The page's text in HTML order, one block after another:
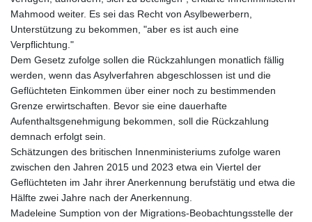
Mahmood weiter. Es sei das Recht von Asylbewerbern,
Unterstützung zu bekommen, "aber es ist auch eine
Verpflichtung."
Dem Gesetz zufolge sollen die Rückzahlungen monatlich fällig
werden, wenn das Asylverfahren abgeschlossen ist und die
Geflüchteten Einkommen über einer noch zu bestimmenden
Grenze erwirtschaften. Bevor sie eine dauerhafte
Aufenthaltsgenehmigung bekommen, soll die Rückzahlung
demnach erfolgt sein.
Schätzungen des britischen Innenministeriums zufolge waren
zwischen den Jahren 2015 und 2023 etwa ein Viertel der
Geflüchteten im Jahr ihrer Anerkennung berufstätig und etwa die
Hälfte zwei Jahre nach der Anerkennung.
Madeleine Sumption von der Migrations-Beobachtungsstelle der